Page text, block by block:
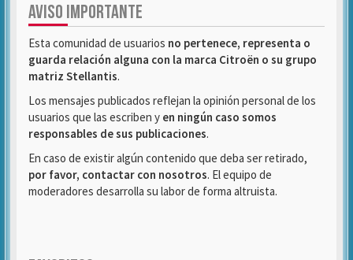
AVISO IMPORTANTE
Esta comunidad de usuarios no pertenece, representa o
guarda relación alguna con la marca Citroën o su grupo
matriz Stellantis.
Los mensajes publicados reflejan la opinión personal de los
usuarios que las escriben y en ningún caso somos
responsables de sus publicaciones.
En caso de existir algún contenido que deba ser retirado,
por favor, contactar con nosotros. El equipo de
moderadores desarrolla su labor de forma altruista.